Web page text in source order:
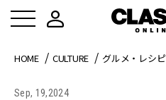
HOME CULTURE グルメ・レシピ
Sep, 19,2024